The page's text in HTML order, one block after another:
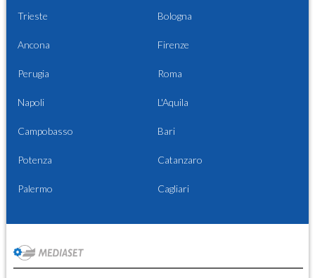
Trieste Bologna
Ancona Firenze
Perugia Roma
Napoli L'Aquila
Campobasso Bari
Potenza Catanzaro
Palermo Cagliari